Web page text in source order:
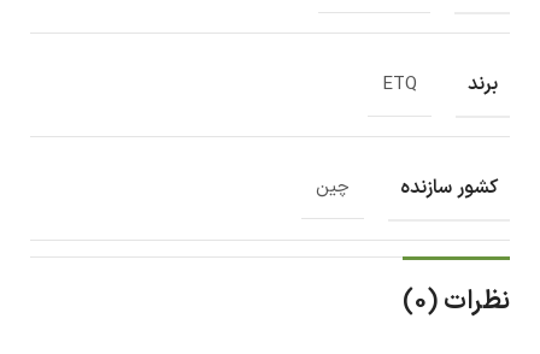
برند ETQ
کشور سازنده چین
نظرات (0)